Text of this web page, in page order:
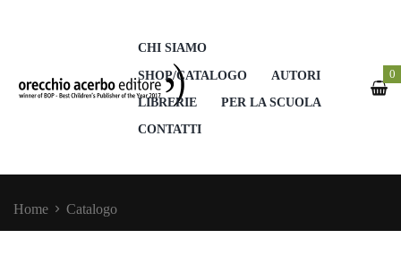
CHI SIAMO
SHOP/CATALOGO
AUTORI
LIBRERIE
PER LA SCUOLA
CONTATTI
0
Home Catalogo